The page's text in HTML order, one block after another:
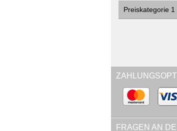
Preiskategorie
FRAGEN AN